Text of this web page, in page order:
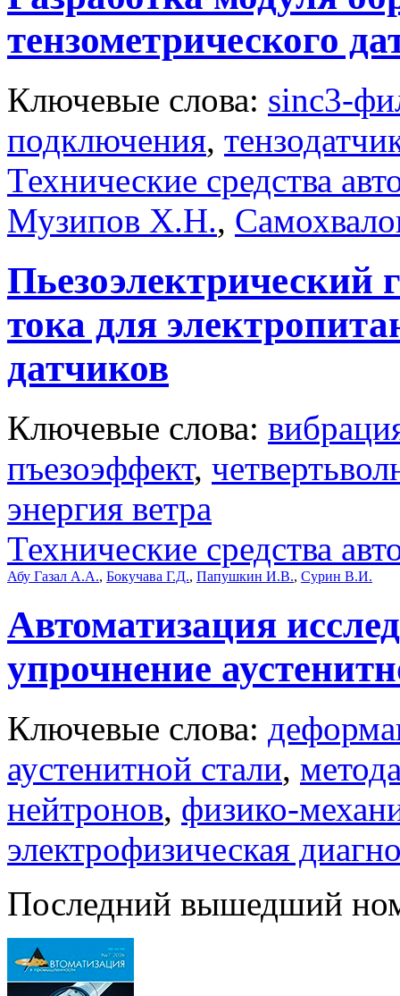
тензометрического
Ключевые слова: sinc3-
подключения,
Технические средства
Музипов Х.Н.,
Пьезоэлектрический
тока для
датчиков
Ключевые слова:
пъезоэффект,
энергия ветра
Технические средства
Абу Газал А.А., Бокучава Г.Д., Папушкин И.В., Сурин В.И.
Автоматизация
упрочнение
Ключевые слова:
аустенитной стали,
нейтронов, физико-
электрофизическая
Последний вышедший